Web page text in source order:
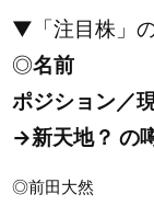
▼「注目株」
◎名前
ポジション／
→新天地？ の
◎前田大然